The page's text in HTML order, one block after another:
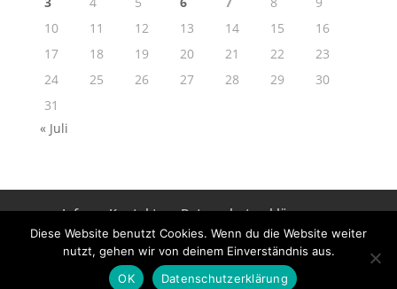
10
11 12 13 14 15
16
17
18 19 20 21 22
23
24
25 26 27 28 29
30
31
« Juli
Info Kontakt
Datenschutzerklärung
Impressum
Diese Website benutzt Cookies. Wenn du die Website weiter
nutzt, gehen wir von deinem Einverständnis aus.
OK
Datenschutzerklärung